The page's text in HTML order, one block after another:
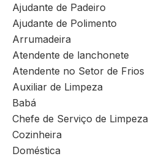
Ajudante de Padeiro
Ajudante de Polimento
Arrumadeira
Atendente de lanchonete
Atendente no Setor de Frios
Auxiliar de Limpeza
Babá
Chefe de Serviço de Limpeza
Cozinheira
Doméstica